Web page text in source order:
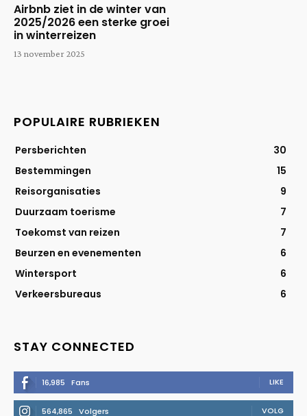
Airbnb ziet in de winter van
2025/2026 een sterke groei
in winterreizen
13 november 2025
POPULAIRE RUBRIEKEN
Persberichten
30
Bestemmingen
15
Reisorganisaties
9
Duurzaam toerisme
7
Toekomst van reizen
7
Beurzen en evenementen
6
Wintersport
6
Verkeersbureaus
6
STAY CONNECTED
16,985 Fans LIKE
564,865 Volgers VOLG